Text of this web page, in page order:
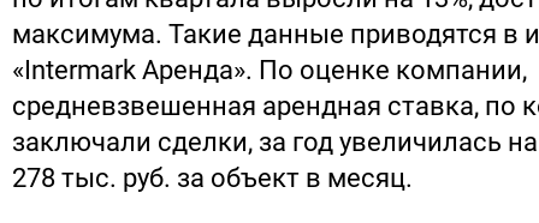
максимума. Такие данные приводятся в
«Intermark Аренда». По оценке компании,
средневзвешенная арендная ставка, по
заключали сделки, за год увеличилась
278 тыс. руб. за объект в месяц.